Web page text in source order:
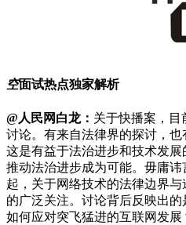
空面试热点独家解析
@人民网白龙： 关于快播案，目
讨论。有来自法律界的探讨，也
这是有益于法治进步和技术发
推动法治进步成为可能。毋庸
起，关于网络技术的法律边界
的广泛关注。讨论背后反映出
如何应对突飞猛进的互联网发